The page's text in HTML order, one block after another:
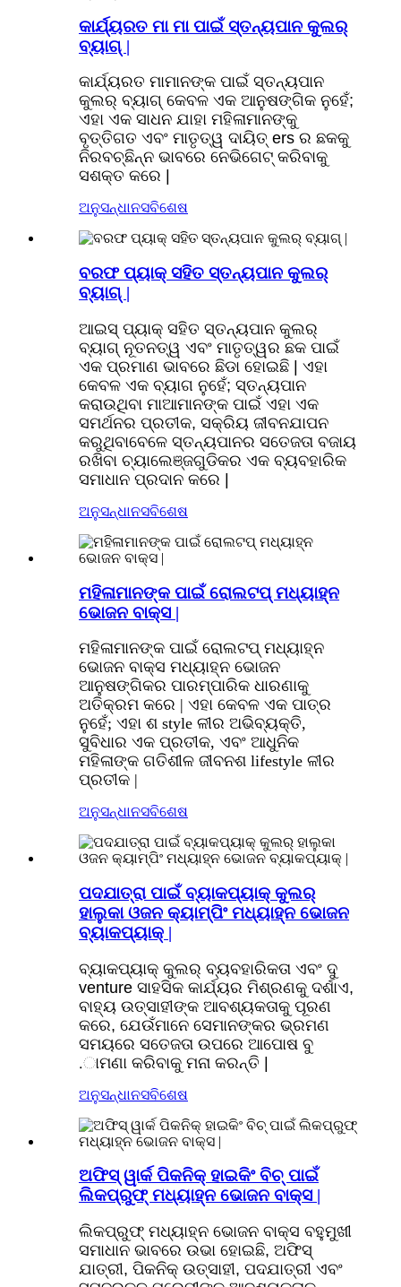
କାର୍ଯ୍ୟରତ ମା ମା ପାଇଁ ସ୍ତନ୍ୟପାନ କୁଲର୍
ବ୍ୟାଗ୍ |
କାର୍ଯ୍ୟରତ ମାମାନଙ୍କ ପାଇଁ ସ୍ତନ୍ୟପାନ
କୁଲର୍ ବ୍ୟାଗ୍ କେବଳ ଏକ ଆନୁଷଙ୍ଗିକ ନୁହେଁ;
ଏହା ଏକ ସାଧନ ଯାହା ମହିଳାମାନଙ୍କୁ
ବୃତ୍ତିଗତ ଏବଂ ମାତୃତ୍ୱ ଦାୟିତ୍ ers ର ଛକକୁ
ନିରବଚ୍ଛିନ୍ନ ଭାବରେ ନେଭିଗେଟ୍ କରିବାକୁ
ସଶକ୍ତ କରେ |
ଅନୁସନ୍ଧାନସବିଶେଷ
ବରଫ ପ୍ୟାକ୍ ସହିତ ସ୍ତନ୍ୟପାନ କୁଲର୍
ବ୍ୟାଗ୍ |
ଆଇସ୍ ପ୍ୟାକ୍ ସହିତ ସ୍ତନ୍ୟପାନ କୁଲର୍
ବ୍ୟାଗ୍ ନୂତନତ୍ୱ ଏବଂ ମାତୃତ୍ୱର ଛକ ପାଇଁ
ଏକ ପ୍ରମାଣ ଭାବରେ ଛିଡା ହୋଇଛି | ଏହା
କେବଳ ଏକ ବ୍ୟାଗ ନୁହେଁ; ସ୍ତନ୍ୟପାନ
କରାଉଥିବା ମାଆମାନଙ୍କ ପାଇଁ ଏହା ଏକ
ସମର୍ଥନର ପ୍ରତୀକ, ସକ୍ରିୟ ଜୀବନଯାପନ
କରୁଥିବାବେଳେ ସ୍ତନ୍ୟପାନର ସତେଜତା ବଜାୟ
ରଖିବା ଚ୍ୟାଲେଞ୍ଜଗୁଡିକର ଏକ ବ୍ୟବହାରିକ
ସମାଧାନ ପ୍ରଦାନ କରେ |
ଅନୁସନ୍ଧାନସବିଶେଷ
ମହିଳାମାନଙ୍କ ପାଇଁ ରୋଲଟପ୍ ମଧ୍ୟାହ୍ନ
ଭୋଜନ ବାକ୍ସ |
ମହିଳାମାନଙ୍କ ପାଇଁ ରୋଲଟପ୍ ମଧ୍ୟାହ୍ନ
ଭୋଜନ ବାକ୍ସ ମଧ୍ୟାହ୍ନ ଭୋଜନ
ଆନୁଷଙ୍ଗିକର ପାରମ୍ପାରିକ ଧାରଣାକୁ
ଅତିକ୍ରମ କରେ | ଏହା କେବଳ ଏକ ପାତ୍ର
ନୁହେଁ; ଏହା ଶ style ଳୀର ଅଭିବ୍ୟକ୍ତି,
ସୁବିଧାର ଏକ ପ୍ରତୀକ, ଏବଂ ଆଧୁନିକ
ମହିଳାଙ୍କ ଗତିଶୀଳ ଜୀବନଶ lifestyle ଳୀର
ପ୍ରତୀକ |
ଅନୁସନ୍ଧାନସବିଶେଷ
ପଦଯାତ୍ରା ପାଇଁ ବ୍ୟାକପ୍ୟାକ୍ କୁଲର୍
ହାଲୁକା ଓଜନ କ୍ୟାମ୍ପିଂ ମଧ୍ୟାହ୍ନ ଭୋଜନ
ବ୍ୟାକପ୍ୟାକ୍ |
ବ୍ୟାକପ୍ୟାକ୍ କୁଲର୍ ବ୍ୟବହାରିକତା ଏବଂ ଦୁ
venture ସାହସିକ କାର୍ଯ୍ୟର ମିଶ୍ରଣକୁ ଦର୍ଶାଏ,
ବାହ୍ୟ ଉତ୍ସାହୀଙ୍କ ଆବଶ୍ୟକତାକୁ ପୂରଣ
କରେ, ଯେଉଁମାନେ ସେମାନଙ୍କର ଭ୍ରମଣ
ସମୟରେ ସତେଜତା ଉପରେ ଆପୋଷ ବୁ
.ାମଣା କରିବାକୁ ମନା କରନ୍ତି |
ଅନୁସନ୍ଧାନସବିଶେଷ
ଅଫିସ୍ ୱାର୍କ ପିକନିକ୍ ହାଇକିଂ ​​ବିଚ୍ ପାଇଁ
ଲିକପ୍ରୁଫ୍ ମଧ୍ୟାହ୍ନ ଭୋଜନ ବାକ୍ସ |
ଲିକପ୍ରୁଫ୍ ମଧ୍ୟାହ୍ନ ଭୋଜନ ବାକ୍ସ ବହୁମୁଖୀ
ସମାଧାନ ଭାବରେ ଉଭା ହୋଇଛି, ଅଫିସ୍
ଯାତ୍ରୀ, ପିକନିକ୍ ଉତ୍ସାହୀ, ପଦଯାତ୍ରୀ ଏବଂ